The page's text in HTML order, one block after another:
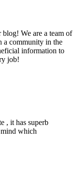
We are a team of
a community in the
information to
job!
, it has superb
which